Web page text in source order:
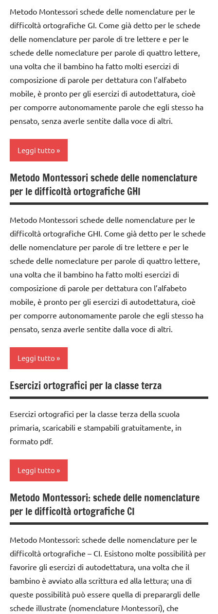
TUTTI GLI
ARGOMENTI
PER ETA'
TUTTI GLI
ARTICOLI
lettura e
scrittura
LINGUAGGIO
MONTESSORI
materiale
didattico
nomenclature
Montessori
ARGOMENTI
TUTTI GLI
ARTICOLI
2a
3a
costruire i
Montessori
dai
anni
anni
GUIDA
DIDATTICA
lettura e
scrittura
Montessori
LINGUAGGIO
MONTESSORI
materiale
nomenclature
TUTORIAL
TUTTI GLI
PER ETA'
Metodo Montessori schede delle nomenclature per le
difficoltà ortografiche GI. Come già detto per le schede
delle nomenclature per parole di tre lettere e per le
schede delle nomeclature per parole di quattro lettere,
una volta che il bambino ha fatto molti esercizi di
composizione di parole per dettatura con l’alfabeto
mobile, è pronto per gli esercizi di autodettatura, cioè
per comporre autonomamente parole che egli stesso ha
pensato, senza averle sentite dalla voce di altri.
Leggi tutto
classe
1a
2a
3a
costruire i
Montessori
dettati
ortografici
dettati/difficoltà
ortografiche
DOWNLOAD
GUIDA
DIDATTICA
italiano
lettura e
scrittura
Montessori
LINGUAGGIO
LINGUAGGIO
MONTESSORI
materiale
didattico
Metodo Montessori schede delle nomenclature
per le difficoltà ortografiche GHI
Metodo Montessori schede delle nomenclature per le
difficoltà ortografiche GHI. Come già detto per le schede
delle nomenclature per parole di tre lettere e per le
schede delle nomeclature per parole di quattro lettere,
una volta che il bambino ha fatto molti esercizi di
composizione di parole per dettatura con l’alfabeto
mobile, è pronto per gli esercizi di autodettatura, cioè
per comporre autonomamente parole che egli stesso ha
pensato, senza averle sentite dalla voce di altri.
Leggi tutto
classe
1a
classe
2a
3a
Montessori
anni
GUIDA
DIDATTICA
MONTESSORI
Esercizi ortografici per la classe terza
Esercizi ortografici per la classe terza della scuola
primaria, scaricabili e stampabili gratuitamente, in
formato pdf.
Leggi tutto
classe
3a
6
anni
DOWNLOAD
grammatica
italiano
Metodo Montessori: schede delle nomenclature
per le difficoltà ortografiche CI
Metodo Montessori: schede delle nomenclature per le
difficoltà ortografiche – CI. Esistono molte possibilità per
favorire gli esercizi di autodettatura, una volta che il
bambino è avviato alla scrittura ed alla lettura; una di
queste possibilità può essere quella di preparargli delle
schede illustrate (nomenclature Montessori), che